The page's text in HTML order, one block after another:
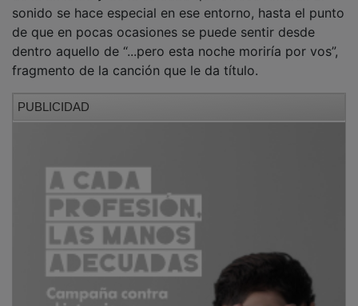
de que en pocas ocasiones se puede sentir desde
dentro aquello de “...pero esta noche moriría por vos”,
fragmento de la canción que le da título.